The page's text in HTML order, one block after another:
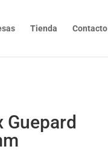
Tienda Contacto